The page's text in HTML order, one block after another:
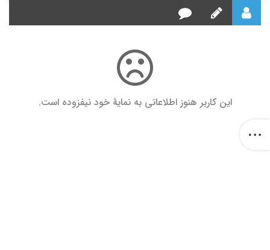
این کاربر هنوز اطلاعاتی به نمایۀ خود نیفزوده است.